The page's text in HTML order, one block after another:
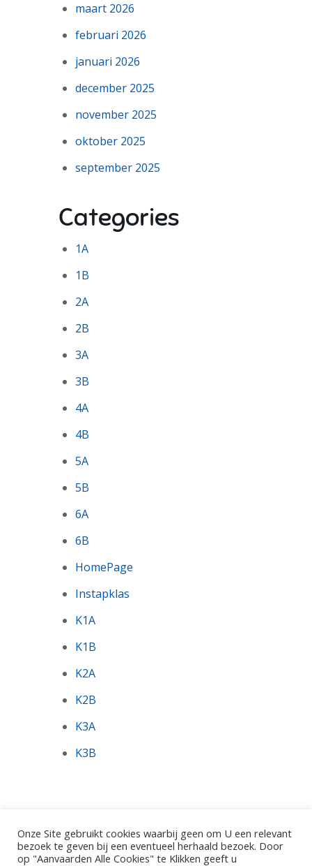
maart 2026
februari 2026
januari 2026
december 2025
november 2025
oktober 2025
september 2025
Categories
1A
1B
2A
2B
3A
3B
4A
4B
5A
5B
6A
6B
HomePage
Instapklas
K1A
K1B
K2A
K2B
K3A
K3B
Onze Site gebruikt cookies waarbij geen om U een relevant
bezoek te geven bij een eventueel herhaald bezoek. Door
op "Aanvaarden Alle Cookies" te Klikken geeft u